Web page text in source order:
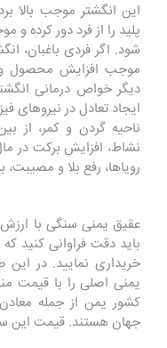
این انگشتر موجب بالا
پلید را از فرد دور کرده
شود. اگر فردی باغبان،
موجب افزایش محصول
دیگر خواص درمانی
ایجاد تعادل در نیروهای
ناحیه گردن و کمر، از
نشاط، افزایش برکت در
رویاها، رفع بلا و
عقیق یمنی سنگی با
باید دقت فراوانی کنید
خریداری نمایید. در
یمنی اصلی را با قیمت
کشور یمن از جمله
جهان هستند. قیمت این